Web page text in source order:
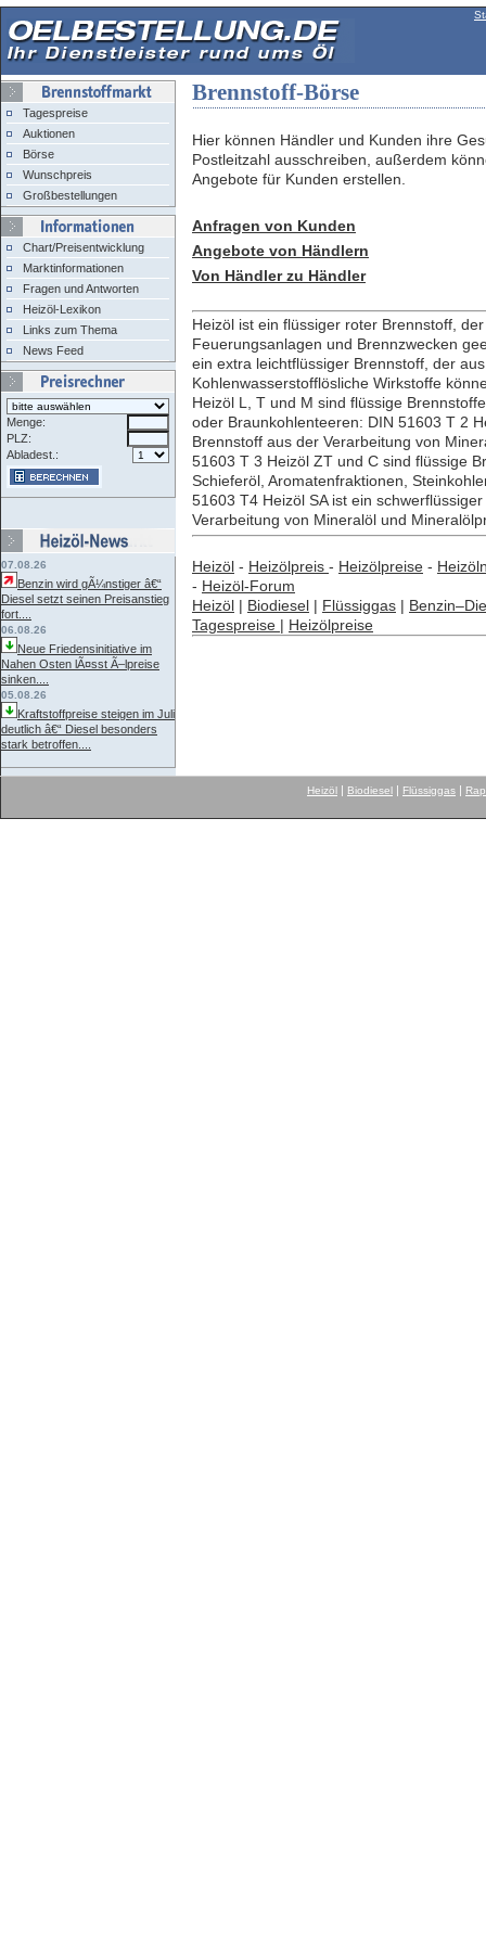
-- Brennstoffmarkt --
Tagespreise
Auktionen
Börse
Wunschpreis
Großbestellungen
-- Informationen --
Chart/Preisentwicklung
Marktinformationen
Fragen und Antworten
Heizöl-Lexikon
Links zum Thema
News Feed
-- Preisrechner --
Menge:
PLZ:
Abladest.:
07.08.26
Benzin wird gÃ¼nstiger â€“
Diesel setzt seinen Preisanstieg
fort....
06.08.26
Neue Friedensinitiative im
Nahen Osten lÃ¤sst Ã–lpreise
sinken....
05.08.26
Kraftstoffpreise steigen im Juli
deutlich â€“ Diesel besonders
stark betroffen....
Brennstoff-Börse
Hier können Händler und Kunden ihre
Postleitzahl ausschreiben, außerdem
Angebote für Kunden erstellen.
Anfragen von Kunden
Angebote von Händlern
Von Händler zu Händler
Heizöl ist ein flüssiger roter Brennstoff,
Feuerungsanlagen und Brennzwecken
ein extra leichtflüssiger Brennstoff, der
Kohlenwasserstofflösliche Wirkstoffe
Heizöl L, T und M sind flüssige
oder Braunkohlenteeren: DIN 51603 T 2
Brennstoff aus der Verarbeitung von
51603 T 3 Heizöl ZT und C sind flüssige
Schieferöl, Aromatenfraktionen,
51603 T4 Heizöl SA ist ein
Verarbeitung von Mineralöl und
Heizöl - Heizölpreis - Heizölpreise -
- Heizöl-Forum
Heizöl | Biodiesel | Flüssiggas |
Tagespreise | Heizölpreise
Heizöl | Biodiesel | Flüssiggas |